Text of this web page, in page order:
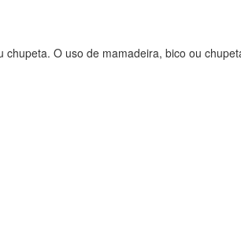
O uso de mamadeira, bico ou